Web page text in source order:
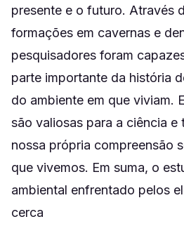
presente e o futuro. Através
formações em cavernas e
pesquisadores foram
parte importante da história
do ambiente em que viviam.
são valiosas para a ciência e
nossa própria compreensão
que vivemos. Em suma, o
ambiental enfrentado pelos
cerca